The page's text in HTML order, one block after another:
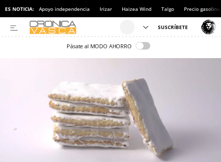
ES NOTICIA: Apoyo independencia Irizar Haizea Wind Talgo Precio gasolina
Pásate al MODO AHORRO